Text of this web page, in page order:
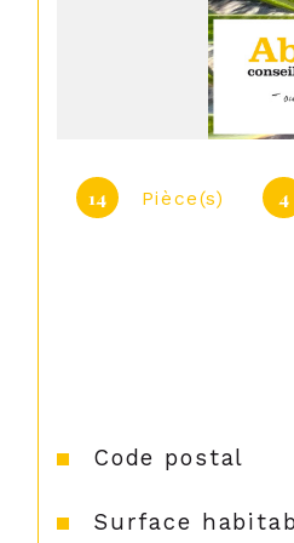
14 Pièce(s) 4
Caractéristiques Valeurs
Code postal
Surface